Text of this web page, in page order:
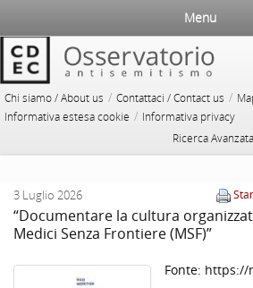
Chi siamo / About us / Contattaci / Contact us /
Informativa estesa cookie / Informativa privacy
Ricerca Avanzata
Menu
3 Luglio 2026
“Documentare la cultura
Medici Senza Frontiere (MSF)”
Fonte: https://